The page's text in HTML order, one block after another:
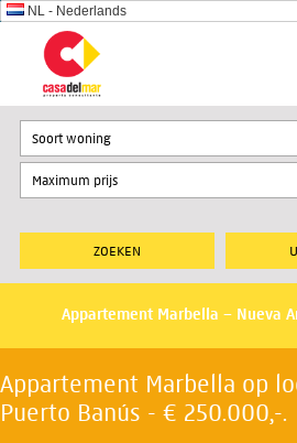
NL - Nederlands
Soort woning
Appartement Marbella – Nueva
Appartement Marbella op
Puerto Banús - € 250.000,-.